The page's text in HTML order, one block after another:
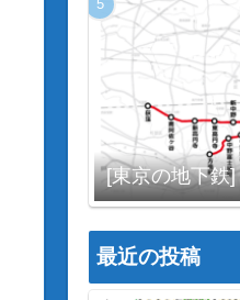
[東京の地下鉄
最近の投稿